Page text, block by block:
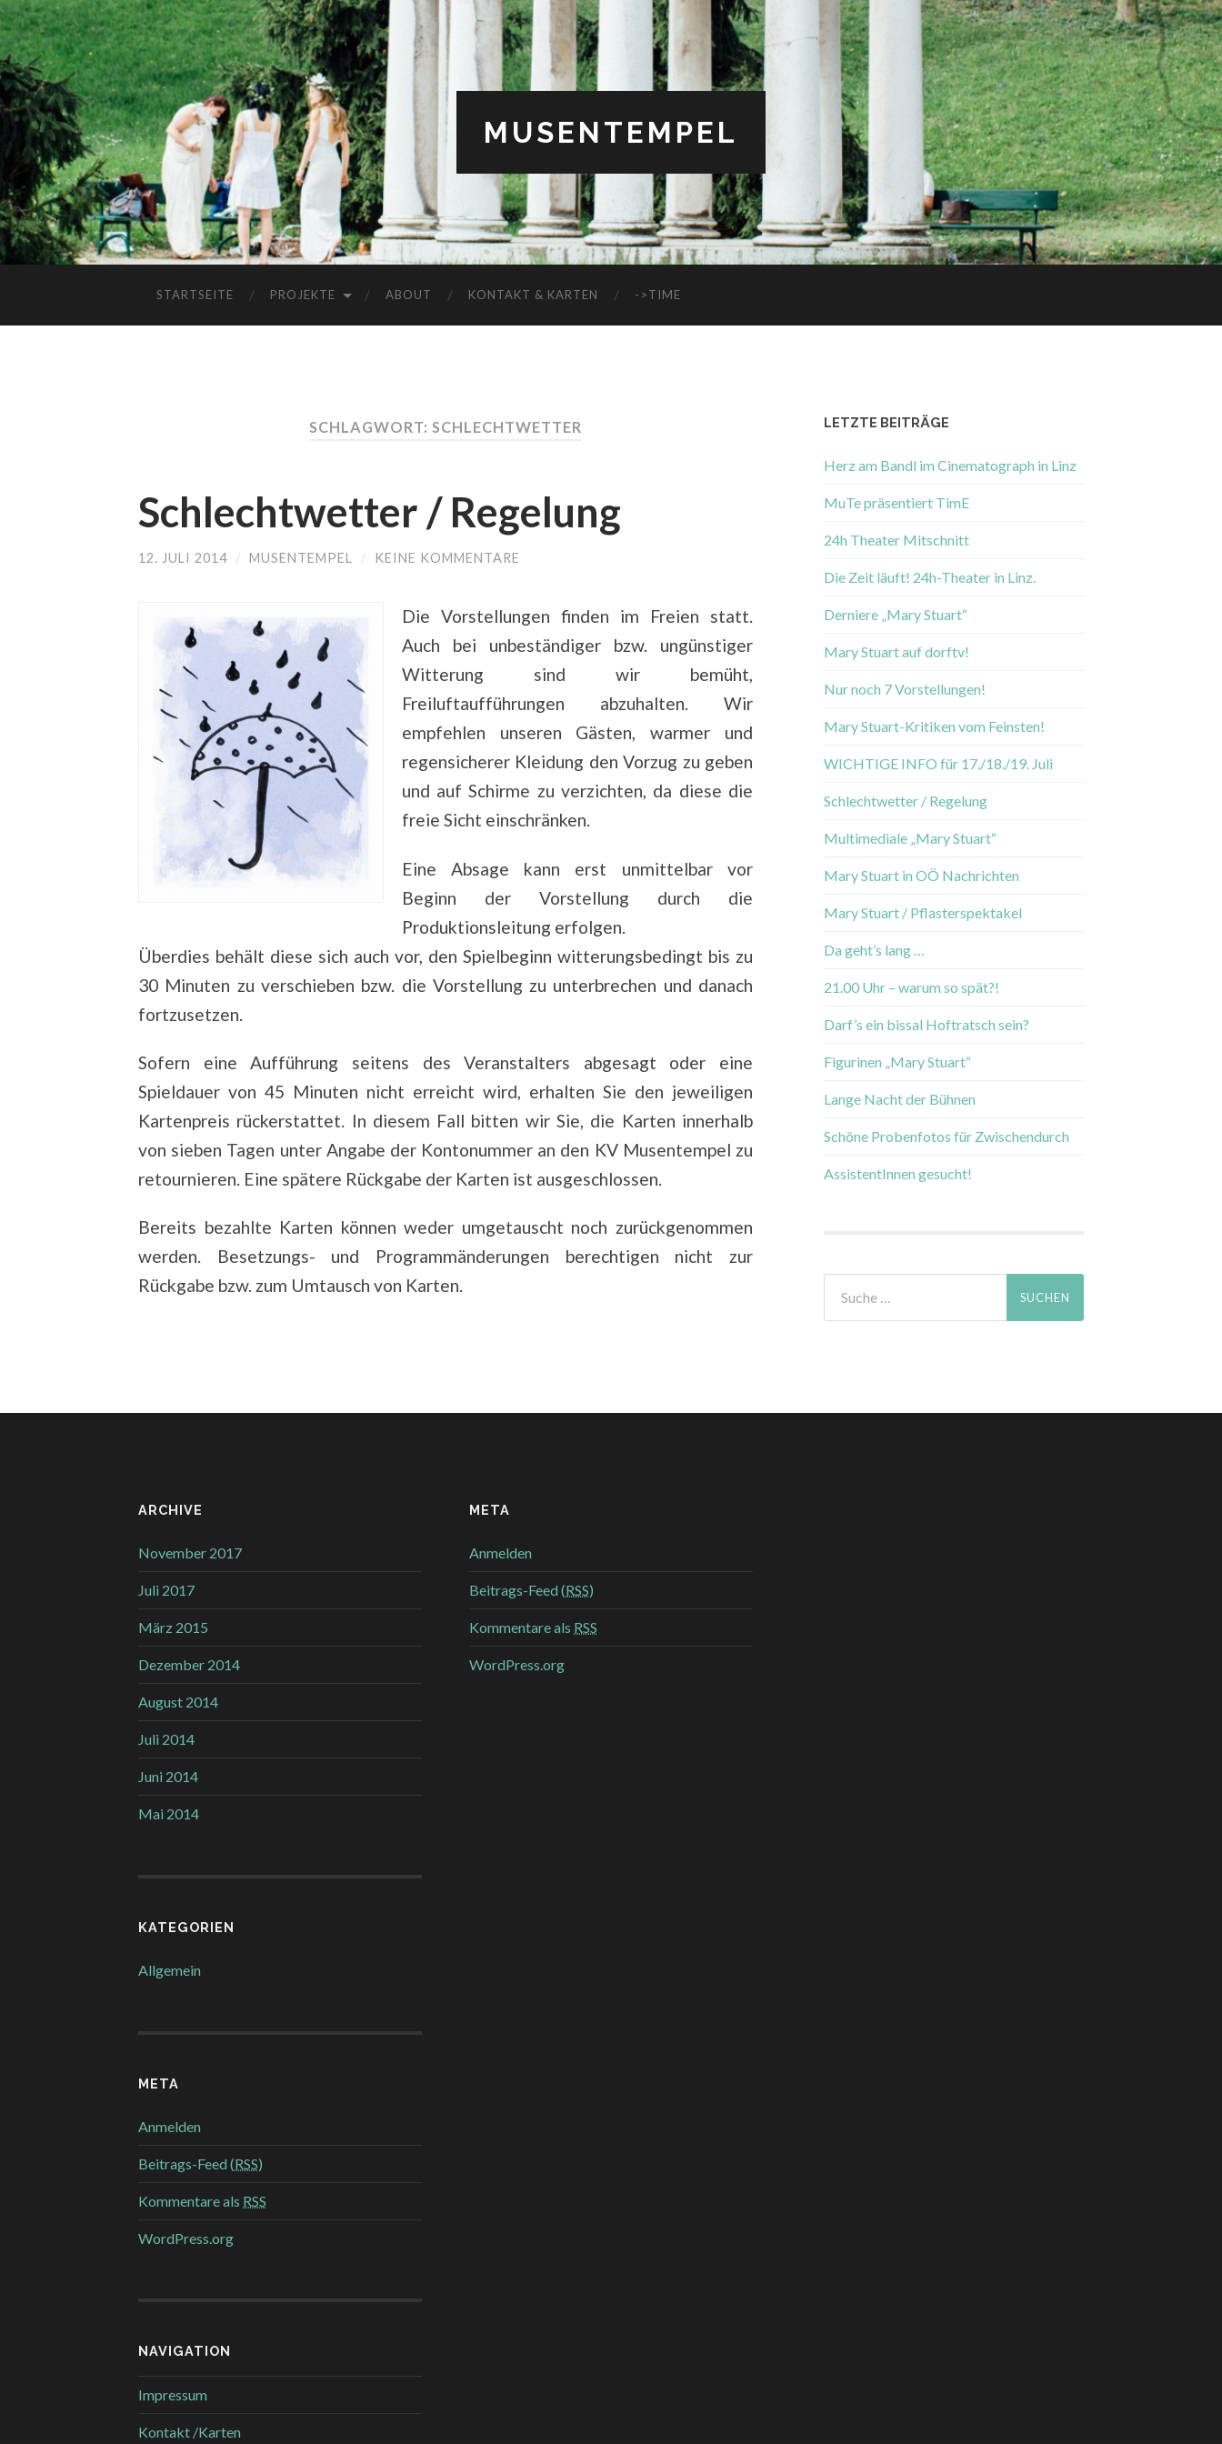
MUSENTEMPEL
STARTSEITE PROJEKTE ABOUT KONTAKT & KARTEN ->TIME
SCHLAGWORT: SCHLECHTWETTER
Schlechtwetter / Regelung
12. JULI 2014 / MUSENTEMPEL / KEINE KOMMENTARE
Die Vorstellungen finden im Freien statt.
Auch bei unbeständiger bzw. ungünstiger
Witterung sind wir bemüht,
Freiluftaufführungen abzuhalten. Wir
empfehlen unseren Gästen, warmer und
regensicherer Kleidung den Vorzug zu geben
und auf Schirme zu verzichten, da diese die
freie Sicht einschränken.
Eine Absage kann erst unmittelbar vor
Beginn der Vorstellung durch die
Produktionsleitung erfolgen.
Überdies behält diese sich auch vor, den Spielbeginn witterungsbedingt bis zu
30 Minuten zu verschieben bzw. die Vorstellung zu unterbrechen und danach
fortzusetzen.
Sofern eine Aufführung seitens des Veranstalters abgesagt oder eine
Spieldauer von 45 Minuten nicht erreicht wird, erhalten Sie den jeweiligen
Kartenpreis rückerstattet. In diesem Fall bitten wir Sie, die Karten innerhalb
von sieben Tagen unter Angabe der Kontonummer an den KV Musentempel zu
retournieren. Eine spätere Rückgabe der Karten ist ausgeschlossen.
Bereits bezahlte Karten können weder umgetauscht noch zurückgenommen
werden. Besetzungs- und Programmänderungen berechtigen nicht zur
Rückgabe bzw. zum Umtausch von Karten.
LETZTE BEITRÄGE
Herz am Bandl im Cinematograph in Linz
MuTe präsentiert TimE
24h Theater Mitschnitt
Die Zeit läuft! 24h-Theater in Linz.
Derniere „Mary Stuart“
Mary Stuart auf dorftv!
Nur noch 7 Vorstellungen!
Mary Stuart-Kritiken vom Feinsten!
WICHTIGE INFO für 17./18./19. Juli
Schlechtwetter / Regelung
Multimediale „Mary Stuart“
Mary Stuart in OÖ Nachrichten
Mary Stuart / Pflasterspektakel
Da geht’s lang …
21.00 Uhr – warum so spät?!
Darf’s ein bissal Hoftratsch sein?
Figurinen „Mary Stuart“
Lange Nacht der Bühnen
Schöne Probenfotos für Zwischendurch
AssistentInnen gesucht!
ARCHIVE
November 2017
Juli 2017
März 2015
Dezember 2014
August 2014
Juli 2014
Juni 2014
Mai 2014
KATEGORIEN
Allgemein
META
Anmelden
Beitrags-Feed (RSS)
Kommentare als RSS
WordPress.org
NAVIGATION
Impressum
Kontakt /Karten
META
Anmelden
Beitrags-Feed (RSS)
Kommentare als RSS
WordPress.org